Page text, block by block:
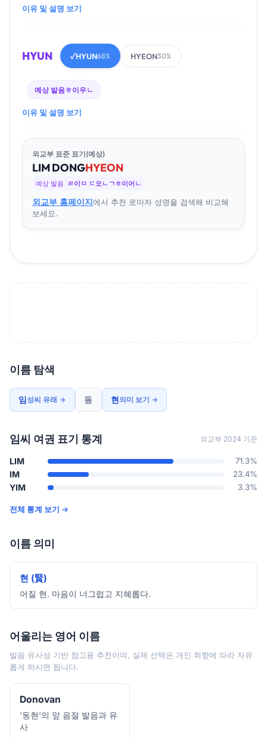
이유 및 설명 보기
HYUN ✓HYUN68% HYEON30%
예상 발음ㅎ이우ㄴ
이유 및 설명 보기
외교부 표준 표기(예상)
LIMDONGHYEON
예상 발음 ㄹ이ㅁ ㄷ오ㄴㄱㅎ이어ㄴ
외교부 홈페이지에서 추천 로마자 성명을 검색해 비교해
보세요.
이름 탐색
임성씨 유래 → 동 현의미 보기 →
임씨 여권 표기 통계 외교부 2024 기준
LIM 71.3%
IM 23.4%
YIM 3.3%
전체 통계 보기 →
이름 의미
현 (賢)
어질 현. 마음이 너그럽고 지혜롭다.
어울리는 영어 이름
발음 유사성 기반 참고용 추천이며, 실제 선택은 개인 취향에 따라 자유
롭게 하시면 됩니다.
Donovan
'동현'의 앞 음절 발음과 유
사